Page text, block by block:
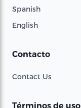
Spanish
English
Contacto
Contact Us
Términos de uso